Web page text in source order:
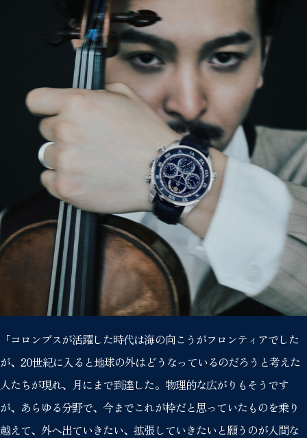
「コロンブスが活躍した時代は海の向こうがフロンティアでした
が、20世紀に入ると地球の外はどうなっているのだろうと考えた
人たちが現れ、月にまで到達した。物理的な広がりもそうです
が、あらゆる分野で、今までこれが枠だと思っていたものを乗り
越えて、外へ出ていきたい、拡張していきたいと願うのが人間な